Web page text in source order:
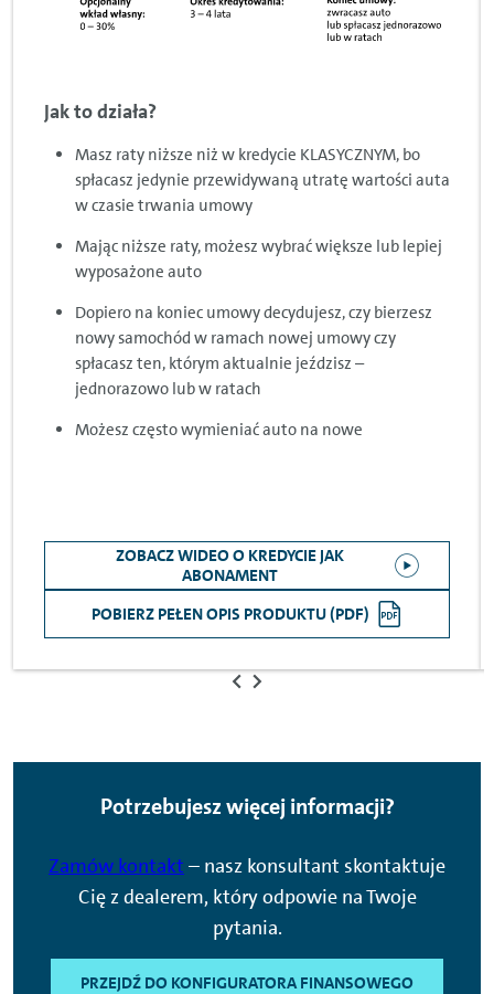
Jak to działa?
Masz raty niższe niż w kredycie KLASYCZNYM, bo
spłacasz jedynie przewidywaną utratę wartości auta
w czasie trwania umowy
Mając niższe raty, możesz wybrać większe lub lepiej
wyposażone auto
Dopiero na koniec umowy decydujesz, czy bierzesz
nowy samochód w ramach nowej umowy czy
spłacasz ten, którym aktualnie jeździsz –
jednorazowo lub w ratach
Możesz często wymieniać auto na nowe
ZOBACZ WIDEO O KREDYCIE JAK
ABONAMENT
POBIERZ PEŁEN OPIS PRODUKTU (PDF)
Potrzebujesz więcej informacji?
Zamów kontakt – nasz konsultant skontaktuje
Cię z dealerem, który odpowie na Twoje
pytania.
PRZEJDŹ DO KONFIGURATORA FINANSOWEGO